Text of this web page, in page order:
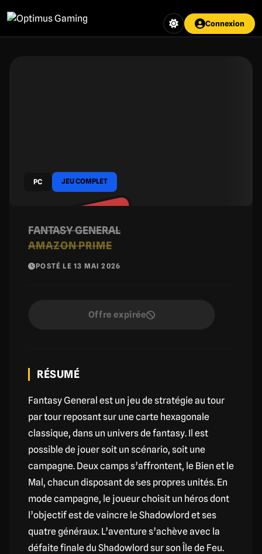
au
contenu
Connexion
EXPIRÉ
PC JEU COMPLET
FANTASY GENERAL
AMAZON PRIME
POSTÉ LE 13 MAI 2026
Offre expirée
RÉSUMÉ
Fantasy General est un jeu de stratégie au tour
par tour reposant sur une carte hexagonale
classique, dans un univers de fantasy. Il est
possible de jouer soit un scénario, soit une
campagne. Deux camps s’affrontent, le Bien et le
Mal, chacun disposant de ses propres unités. En
mode campagne, le joueur choisit un héros dont
l’objectif est de vaincre le Shadowlord et ses
quatre généraux. L’aventure s’achève avec la
défaite finale du Shadowlord sur son Île de Feu.